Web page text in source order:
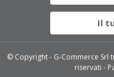
Il
© Copyright - G-Commerce Srl
riservati -